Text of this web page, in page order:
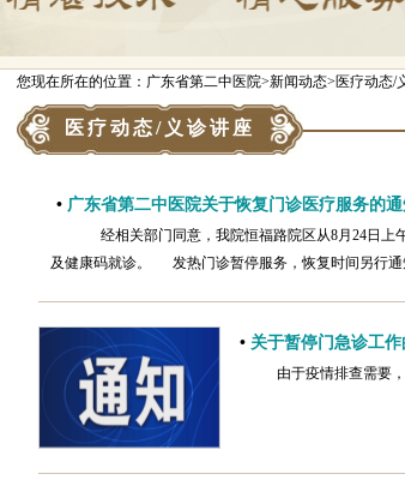
您现在所在的位置：广东省第二中医院>新闻动态>医疗动态/
医疗动态/义诊讲座
• 广东省第二中医院关于恢复门诊医疗服务的通
经相关部门同意，我院恒福路院区从8月24日上
及健康码就诊。 发热门诊暂停服务，恢复时间另行
• 关于暂停门急诊工
由于疫情排查需要